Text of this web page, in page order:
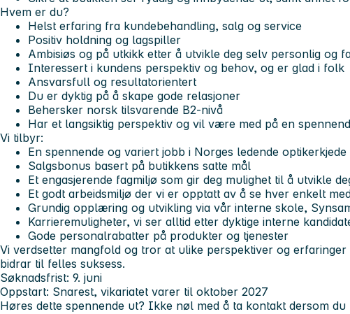
Hvem er du?
Helst erfaring fra kundebehandling, salg og service
Positiv holdning og lagspiller
Ambisiøs og på utkikk etter å utvikle deg selv personlig og
Interessert i kundens perspektiv og behov, og er glad i folk
Ansvarsfull og resultatorientert
Du er dyktig på å skape gode relasjoner
Behersker norsk tilsvarende B2-nivå
Har et langsiktig perspektiv og vil være med på en
Vi tilbyr:
En spennende og variert jobb i Norges ledende optikerkjede
Salgsbonus basert på butikkens satte mål
Et engasjerende fagmiljø som gir deg mulighet til å utvikle
Et godt arbeidsmiljø der vi er opptatt av å se hver enkelt
Grundig opplæring og utvikling via vår interne skole,
Karrieremuligheter, vi ser alltid etter dyktige interne
Gode personalrabatter på produkter og tjenester
Vi verdsetter mangfold og tror at ulike perspektiver og
bidrar til felles suksess.
Søknadsfrist: 9. juni
Oppstart: Snarest, vikariatet varer til oktober 2027
Høres dette spennende ut? Ikke nøl med å ta kontakt dersom